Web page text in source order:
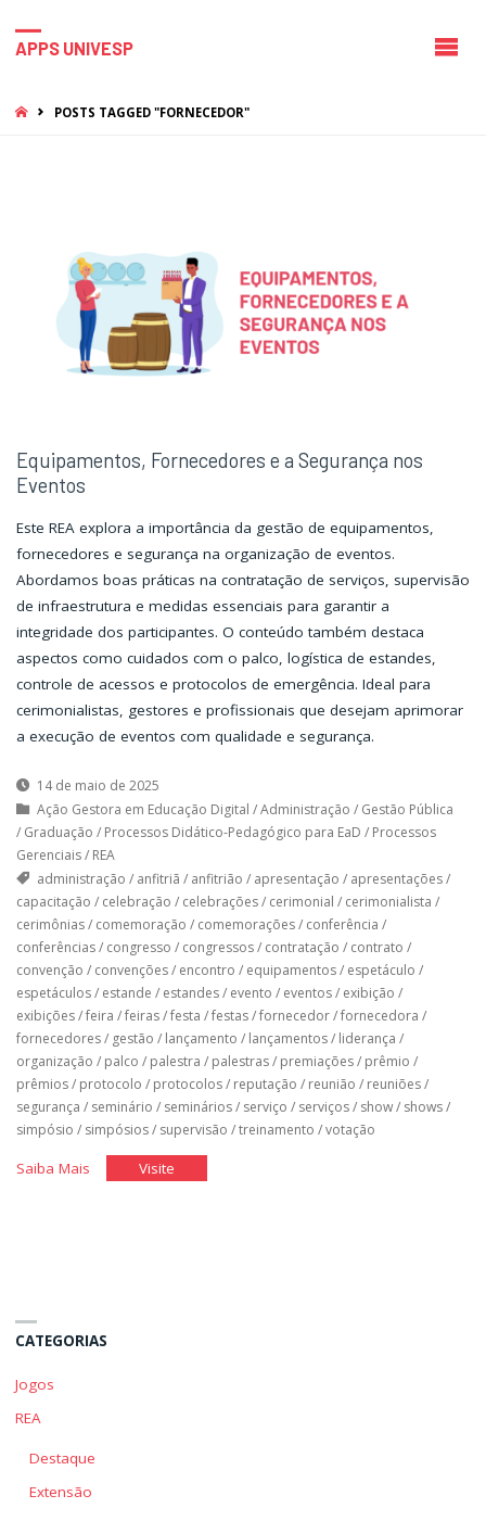
APPS UNIVESP
HOMEPOSTS TAGGED "FORNECEDOR"
Equipamentos, Fornecedores e a Segurança nos
Eventos
Este REA explora a importância da gestão de equipamentos,
fornecedores e segurança na organização de eventos.
Abordamos boas práticas na contratação de serviços, supervisão
de infraestrutura e medidas essenciais para garantir a
integridade dos participantes. O conteúdo também destaca
aspectos como cuidados com o palco, logística de estandes,
controle de acessos e protocolos de emergência. Ideal para
cerimonialistas, gestores e profissionais que desejam aprimorar
a execução de eventos com qualidade e segurança.
14 de maio de 2025
Ação Gestora em Educação Digital /Administração / Gestão Pública
/ Graduação / Processos Didático-Pedagógico para EaD / Processos
Gerenciais/ REA
administração / anfitriã / anfitrião / apresentação / apresentações/
capacitação / celebração / celebrações/ cerimonial / cerimonialista /
cerimônias/ comemoração / comemorações/ conferência /
conferências/ congresso / congressos/ contratação / contrato /
convenção / convenções/ encontro / equipamentos/ espetáculo /
espetáculos/ estande / estandes/ evento / eventos/ exibição /
exibições/feira /feiras/festa /festas/fornecedor/fornecedora /
fornecedores/ gestão / lançamento / lançamentos/ liderança /
organização / palco / palestra / palestras/ premiações/ prêmio /
prêmios/ protocolo / protocolos/ reputação / reunião / reuniões/
segurança / seminário / seminários/ serviço / serviços/ show/ shows/
simpósio / simpósios/ supervisão /treinamento /votação
Saiba Mais"Equipamentos,
Visite"Equipamentos,
CATEGORIAS
Jogos
REA
Destaque
Extensão